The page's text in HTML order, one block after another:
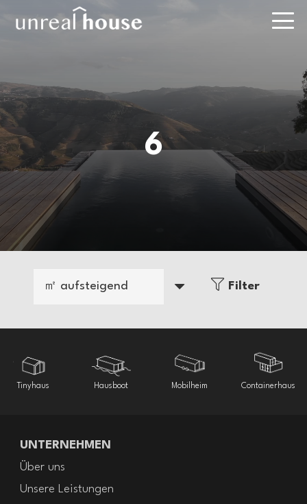
6
Filter
ab 415.250 EUR
236m²
Stilvoll wohnen mit
Tinyhaus Hausboot Mobilheim Containerhaus
UNTERNEHMEN
Über uns
Unsere Leistungen